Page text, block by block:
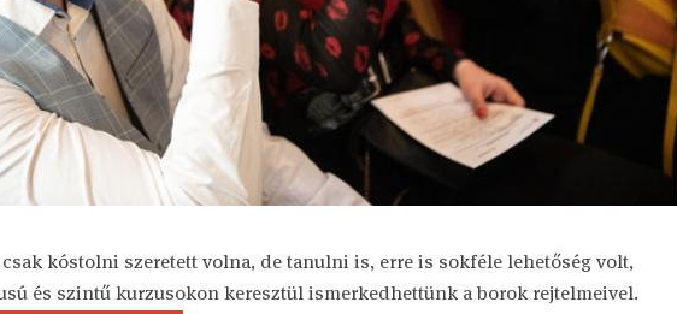
kóstolni szeretett volna, de tanulni is, erre is sokféle lehetőség volt,
és szintű kurzusokon keresztül ismerkedhettünk a borok rejtelmeivel.